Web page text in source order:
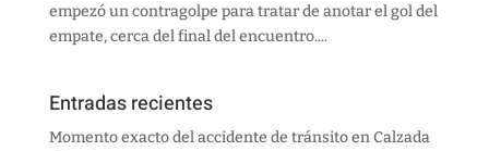
empezó un contragolpe para tratar de anotar el gol del
empate, cerca del final del encuentro....
Entradas recientes
Momento exacto del accidente de tránsito en Calzada